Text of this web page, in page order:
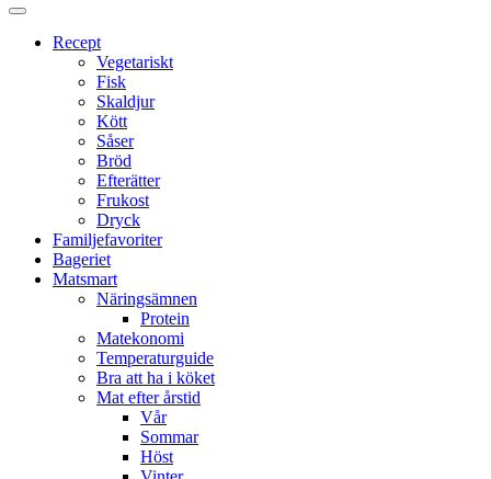
Proppmätt
Recept
Vegetariskt
Fisk
Skaldjur
Kött
Såser
Bröd
Efterätter
Frukost
Dryck
Familjefavoriter
Bageriet
Matsmart
Näringsämnen
Protein
Matekonomi
Temperaturguide
Bra att ha i köket
Mat efter årstid
Vår
Sommar
Höst